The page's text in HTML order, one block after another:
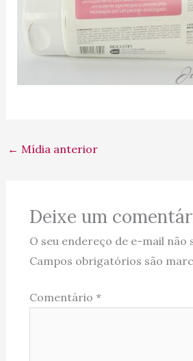
← Mídia anterior
Deixe um
O seu endereço de e-mail não
Campos obrigatórios são
Comentário *